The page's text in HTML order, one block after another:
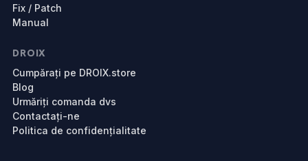
Fix / Patch
Manual
DROIX
Cumpărați pe DROIX.store
Blog
Urmăriți comanda dvs
Contactaţi-ne
Politica de confidențialitate